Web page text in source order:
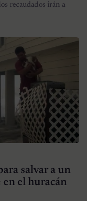
recaudados irán a
salvar a un
en el huracán